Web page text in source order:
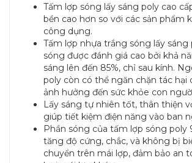
Tấm lợp sóng lấy sáng poly cao
bền cao hơn so với các sản phẩm
công dụng.
Tấm lợp nhựa trắng sóng lấy sáng
sóng được đánh giá cao bởi khả
sáng lên đến 85%, chỉ sau kính.
poly còn có thể ngăn chặn tác hại
ảnh hưởng đến sức khỏe con
Lấy sáng tự nhiên tốt, thân thiện
giúp tiết kiệm điện năng vào ban
Phần sóng của tấm lợp sóng poly
tăng độ cứng, chắc, và không bị
chuyển trên mái lợp, đảm bảo an